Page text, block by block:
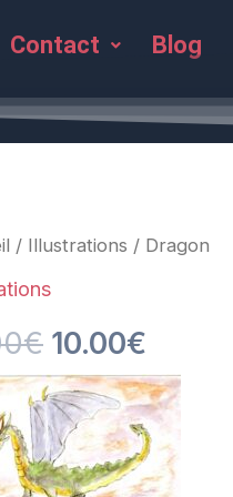
Contact Blog
/ Illustrations / Dragon
€
Le
prix
initial
était :
15.00€.
10.00€
Le
est :
10.00€.